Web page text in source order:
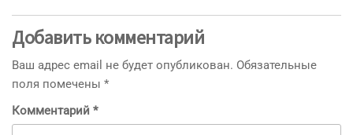
Добавить комментарий
Ваш адрес email не будет опубликован. Обязательные
поля помечены *
Комментарий *